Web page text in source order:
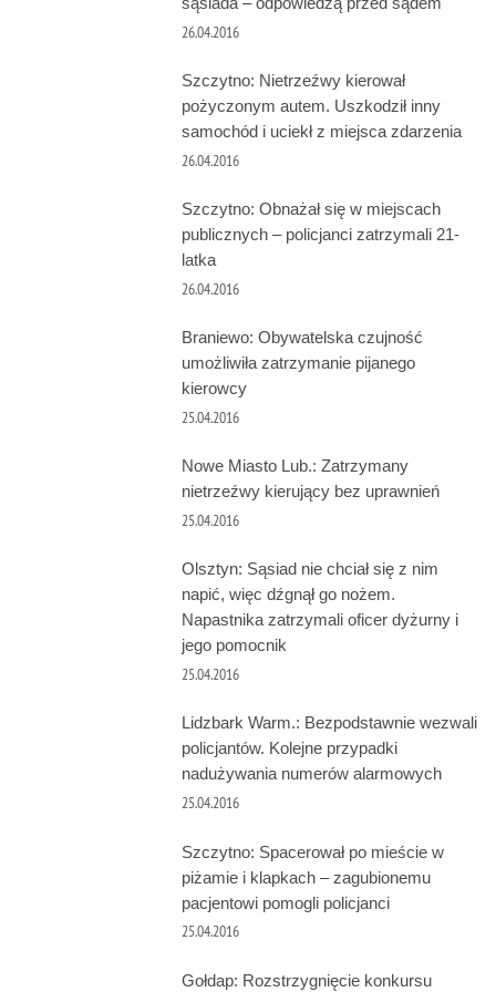
26.04.2016
Szczytno: Nietrzeźwy kierował
pożyczonym autem. Uszkodził inny
samochód i uciekł z miejsca zdarzenia
26.04.2016
Szczytno: Obnażał się w miejscach
publicznych – policjanci zatrzymali 21-
latka
26.04.2016
Braniewo: Obywatelska czujność
umożliwiła zatrzymanie pijanego
kierowcy
25.04.2016
Nowe Miasto Lub.: Zatrzymany
nietrzeźwy kierujący bez uprawnień
25.04.2016
Olsztyn: Sąsiad nie chciał się z nim
napić, więc dźgnął go nożem.
Napastnika zatrzymali oficer dyżurny i
jego pomocnik
25.04.2016
Lidzbark Warm.: Bezpodstawnie wezwali
policjantów. Kolejne przypadki
nadużywania numerów alarmowych
25.04.2016
Szczytno: Spacerował po mieście w
piżamie i klapkach – zagubionemu
pacjentowi pomogli policjanci
25.04.2016
Gołdap: Rozstrzygnięcie konkursu